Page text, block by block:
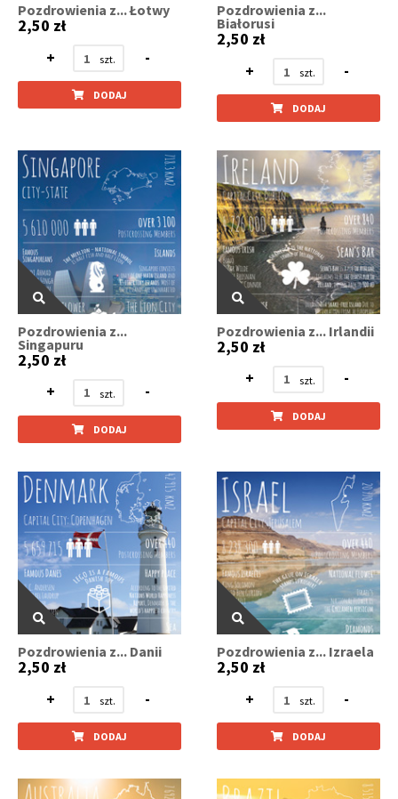
Pozdrowienia z... Łotwy
2,50 zł
+
-
DODAJ
Pozdrowienia z...
Białorusi
2,50 zł
+
-
DODAJ
Pozdrowienia z...
Singapuru
2,50 zł
+
-
DODAJ
Pozdrowienia z... Irlandii
2,50 zł
+
-
DODAJ
Pozdrowienia z... Danii
2,50 zł
+
-
DODAJ
Pozdrowienia z... Izraela
2,50 zł
+
-
DODAJ